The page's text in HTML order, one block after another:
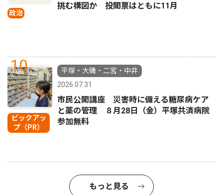
政治
挑む構図か 投開票はともに11月
10
ピックアッ
プ（PR）
平塚・大磯・二宮・中井
2026.07.31
市民公開講座 災害時に備える糖尿病ケア
と薬の管理 ８月28日（金）平塚共済病院
参加無料
もっと見る